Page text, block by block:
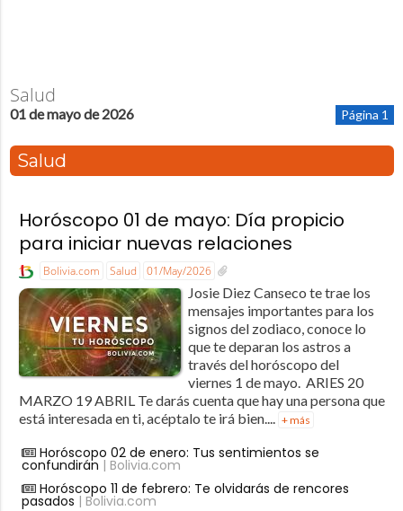
Salud
01 de mayo de 2026 Página 1
Salud
Horóscopo 01 de mayo: Día propicio
para iniciar nuevas relaciones
Bolivia.com Salud 01/May/2026
Josie Diez Canseco te trae los
mensajes importantes para los
signos del zodiaco, conoce lo
que te deparan los astros a
través del horóscopo del
viernes 1 de mayo. ARIES 20
MARZO 19 ABRIL Te darás cuenta que hay una persona que
está interesada en ti, acéptalo te irá bien....
+ más
Horóscopo 02 de enero: Tus sentimientos se
confundirán | Bolivia.com
Horóscopo 11 de febrero: Te olvidarás de rencores
pasados | Bolivia.com